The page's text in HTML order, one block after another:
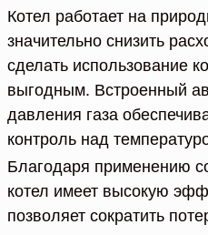
Котел работает на
значительно снизить
сделать использование
выгодным. Встроенный
давления газа
контроль над
Благодаря применению
котел имеет высокую
позволяет сократить